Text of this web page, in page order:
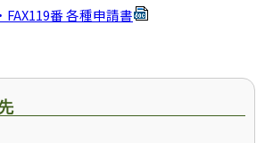
番 各種申請書